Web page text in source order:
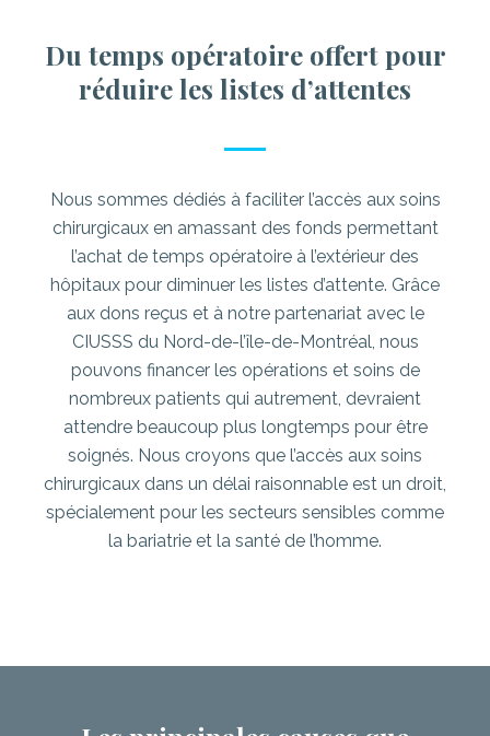
Du temps opératoire offert pour
réduire les listes d’attentes
Nous sommes dédiés à faciliter l’accès aux soins
chirurgicaux en amassant des fonds permettant
l’achat de temps opératoire à l’extérieur des
hôpitaux pour diminuer les listes d’attente. Grâce
aux dons reçus et à notre partenariat avec le
CIUSSS du Nord-de-l’île-de-Montréal, nous
pouvons financer les opérations et soins de
nombreux patients qui autrement, devraient
attendre beaucoup plus longtemps pour être
soignés. Nous croyons que l’accès aux soins
chirurgicaux dans un délai raisonnable est un droit,
spécialement pour les secteurs sensibles comme
la bariatrie et la santé de l’homme.